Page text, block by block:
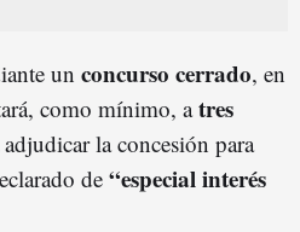
un concurso cerrado, en
como mínimo, atres
la concesión para
de “especial interés